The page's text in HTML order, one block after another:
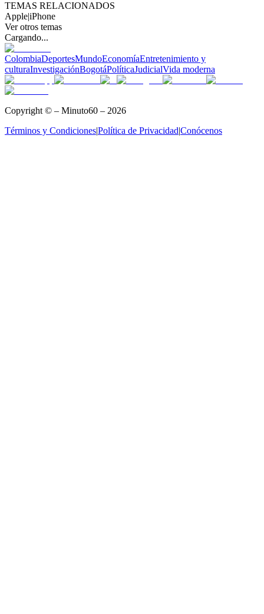
TEMAS RELACIONADOS
Apple|iPhone
Ver otros temas
Cargando...
ColombiaDeportesMundoEconomíaEntretenimiento y
culturaInvestigaciónBogotáPolíticaJudicialVida moderna
Copyright © – Minuto60 – 2026
Términos y Condiciones|Política de Privacidad|Conócenos